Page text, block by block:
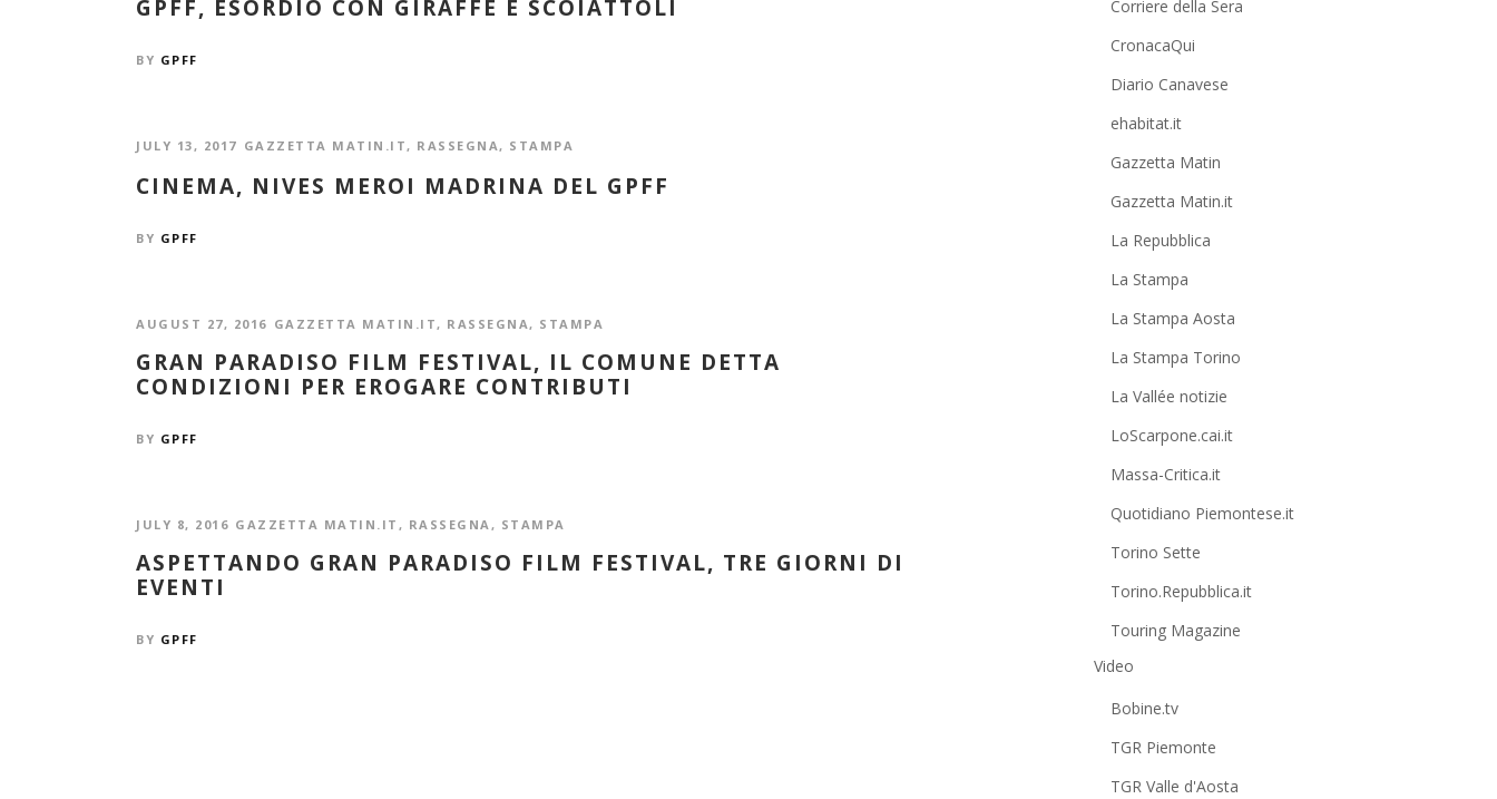
GPFF, ESORDIO CON GIRAFFE E SCOIATTOLI
BY GPFF
JULY 13, 2017 GAZZETTA MATIN.IT , RASSEGNA , STAMPA
CINEMA, NIVES MEROI MADRINA DEL GPFF
BY GPFF
AUGUST 27, 2016 GAZZETTA MATIN.IT , RASSEGNA , STAMPA
GRAN PARADISO FILM FESTIVAL, IL COMUNE DETTA
CONDIZIONI PER EROGARE CONTRIBUTI
BY GPFF
JULY 8, 2016 GAZZETTA MATIN.IT , RASSEGNA , STAMPA
ASPETTANDO GRAN PARADISO FILM FESTIVAL, TRE GIORNI DI
EVENTI
BY GPFF
Corriere della Sera
CronacaQui
Diario Canavese
ehabitat.it
Gazzetta Matin
Gazzetta Matin.it
La Repubblica
La Stampa
La Stampa Aosta
La Stampa Torino
La Vallée notizie
LoScarpone.cai.it
Massa-Critica.it
Quotidiano Piemontese.it
Torino Sette
Torino.Repubblica.it
Touring Magazine
Video
Bobine.tv
TGR Piemonte
TGR Valle d'Aosta